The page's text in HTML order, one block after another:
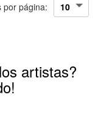
por página:
artistas?